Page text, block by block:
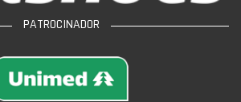
PATROCINADOR